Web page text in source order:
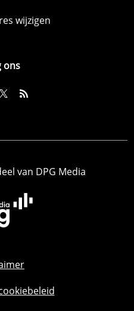
wijzigen
ons
van DPG Media